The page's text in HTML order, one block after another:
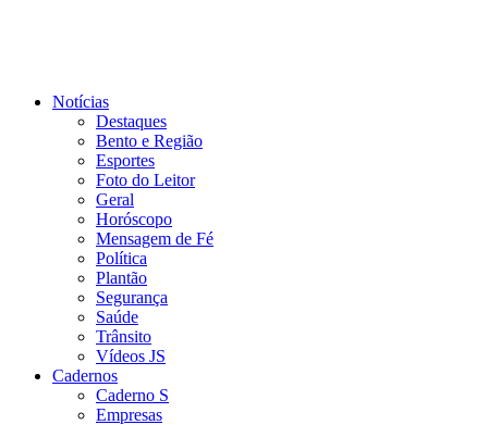
Notícias
Destaques
Bento e Região
Esportes
Foto do Leitor
Geral
Horóscopo
Mensagem de Fé
Política
Plantão
Segurança
Saúde
Trânsito
Vídeos JS
Cadernos
Caderno S
Empresas